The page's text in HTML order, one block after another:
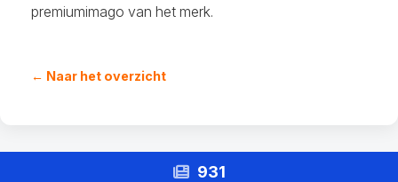
premiumimago van het merk.
← Naar het overzicht
931